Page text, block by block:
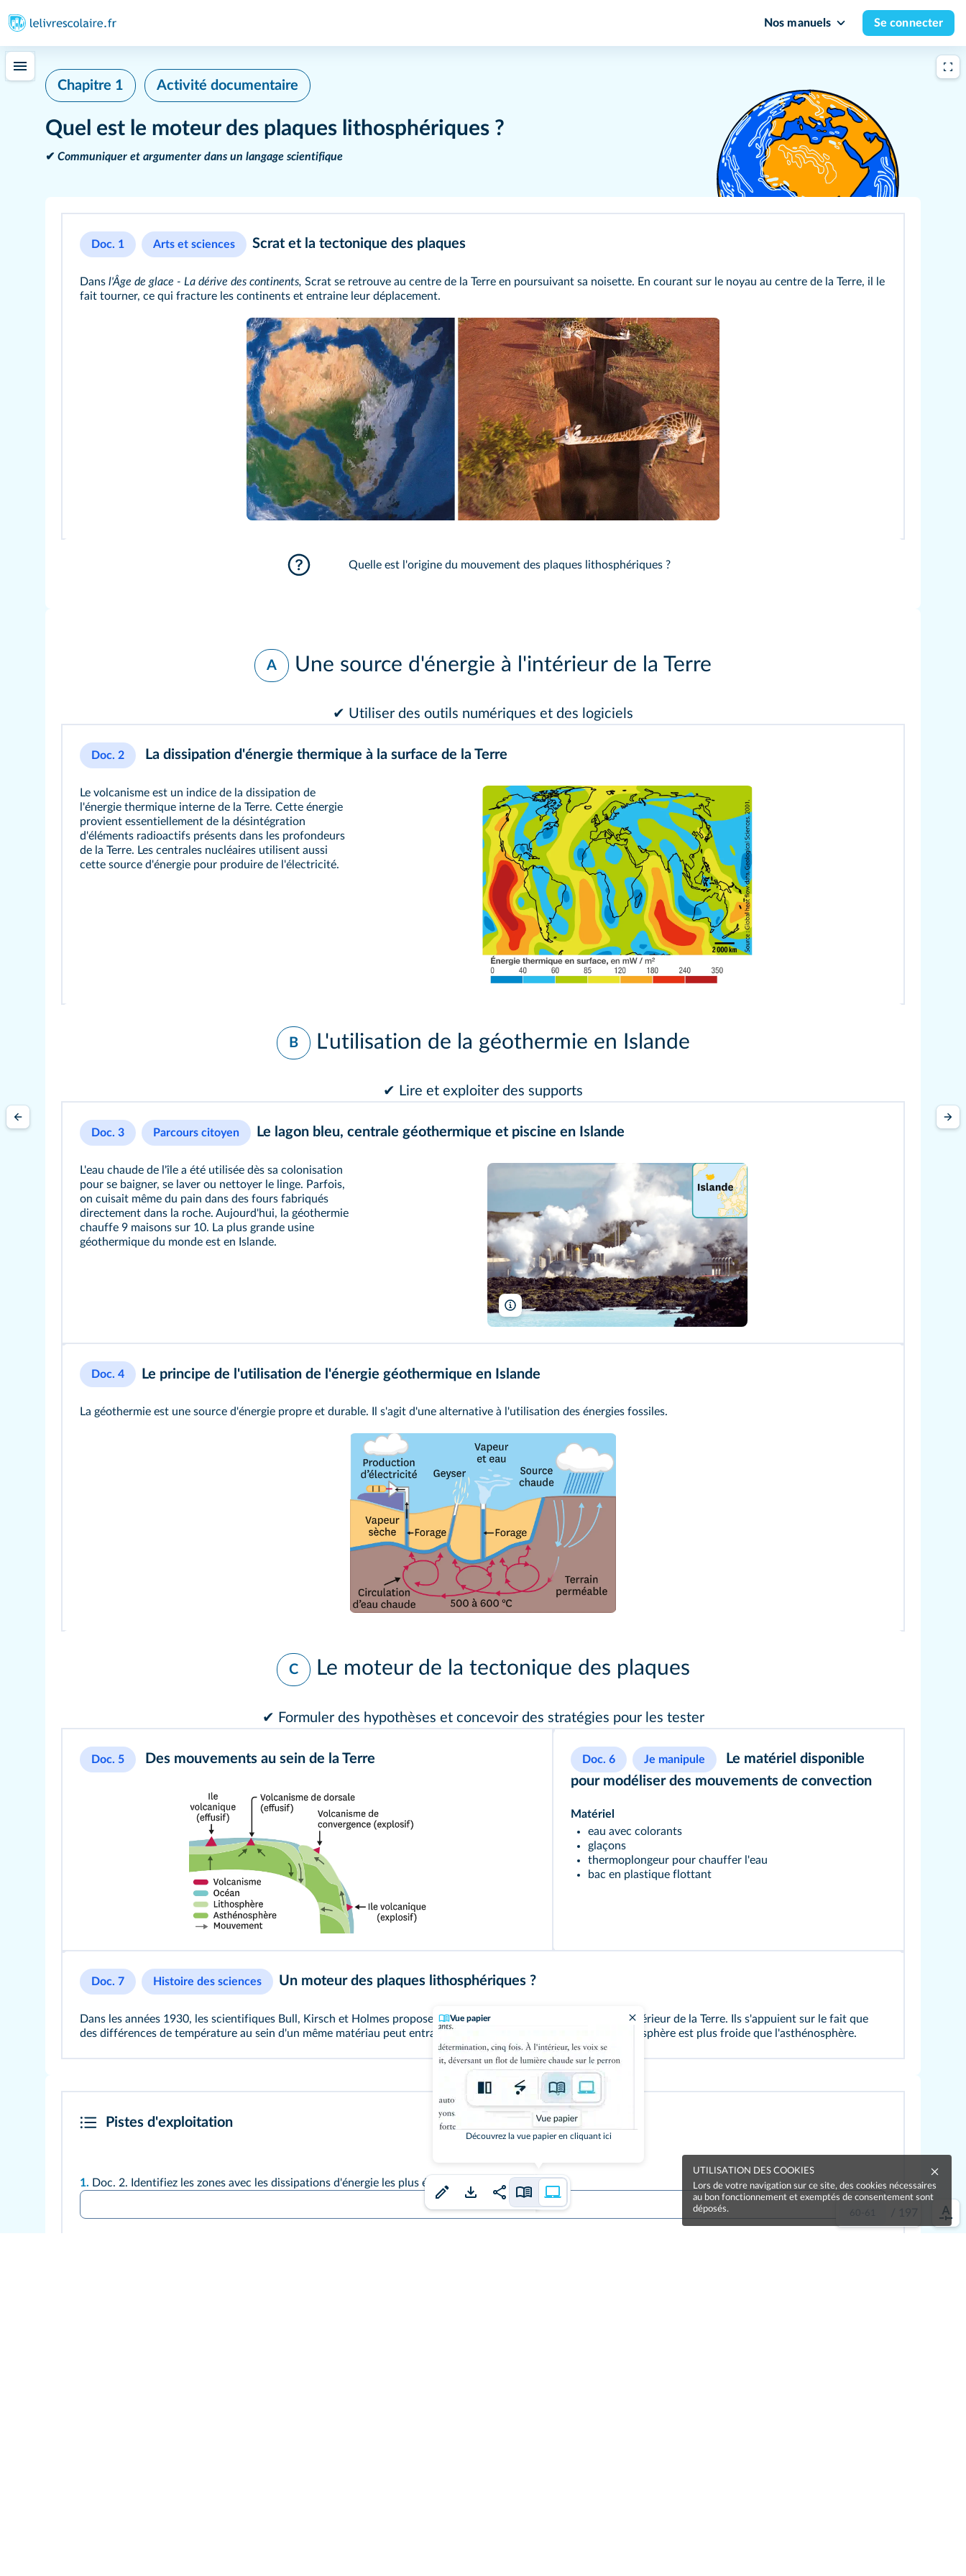
Nos manuels Se connecter
/ 197
Vue papier
Découvrez la vue papier en cliquant ici
Chapitre 1 Activité documentaire
Quel est le moteur des plaques lithosphériques ?
✔ Communiquer et argumenter dans un langage scientifique
Doc. 1 Arts et sciences Scrat et la tectonique des plaques
Dans l'Âge de glace - La dérive des continents, Scrat se retrouve au centre de la Terre en poursuivant sa noisette. En courant sur le noyau au centre de la Terre, il le
fait tourner, ce qui fracture les continents et entraine leur déplacement.
Quelle est l'origine du mouvement des plaques lithosphériques ?
A Une source d'énergie à l'intérieur de la Terre
✔ Utiliser des outils numériques et des logiciels
Doc. 2 La dissipation d'énergie thermique à la surface de la Terre
Le volcanisme est un indice de la dissipation de
l'énergie thermique interne de la Terre. Cette énergie
provient essentiellement de la désintégration
d'éléments radioactifs présents dans les profondeurs
de la Terre. Les centrales nucléaires utilisent aussi
cette source d'énergie pour produire de l'électricité.
B L'utilisation de la géothermie en Islande
✔ Lire et exploiter des supports
Doc. 3 Parcours citoyen Le lagon bleu, centrale géothermique et piscine en Islande
L'eau chaude de l'île a été utilisée dès sa colonisation
pour se baigner, se laver ou nettoyer le linge. Parfois,
on cuisait même du pain dans des fours fabriqués
directement dans la roche. Aujourd'hui, la géothermie
chauffe 9 maisons sur 10. La plus grande usine
géothermique du monde est en Islande.
sergioboccardo/Shutterstock
Doc. 4 Le principe de l'utilisation de l'énergie géothermique en Islande
La géothermie est une source d'énergie propre et durable. Il s'agit d'une alternative à l'utilisation des énergies fossiles.
C Le moteur de la tectonique des plaques
✔ Formuler des hypothèses et concevoir des stratégies pour les tester
Doc. 5 Des mouvements au sein de la Terre Doc. 6 Je manipule
Le matériel disponible
pour modéliser des mouvements de convection
Matériel
eau avec colorants
glaçons
thermoplongeur pour chauffer l'eau
bac en plastique flottant
Doc. 7 Histoire des sciences Un moteur des plaques lithosphériques ?
Dans les années 1930, les scientifiques Bull, Kirsch et Holmes proposent l'idée de mouvements convectifs à l'intérieur de la Terre. Ils s'appuient sur le fait que
des différences de température au sein d'un même matériau peut entrainer des mouvements de matière. La lithosphère est plus froide que l'asthénosphère.
Pistes d'exploitation
1. Doc. 2. Identifiez les zones avec les dissipations d'énergie les plus élevées.
UTILISATION DES COOKIES
Lors de votre navigation sur ce site, des cookies nécessaires
au bon fonctionnement et exemptés de consentement sont
déposés.